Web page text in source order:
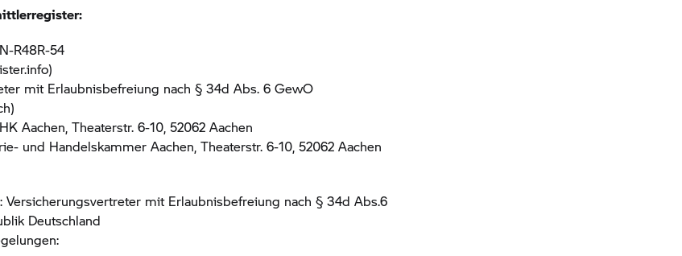
R48R-54
mit Erlaubnisbefreiung nach § 34d Abs. 6 GewO
Aachen, Theaterstr. 6-10, 52062 Aachen
und Handelskammer Aachen, Theaterstr. 6-10, 52062 Aachen
Versicherungsvertreter mit Erlaubnisbefreiung nach § 34d Abs.6
Deutschland